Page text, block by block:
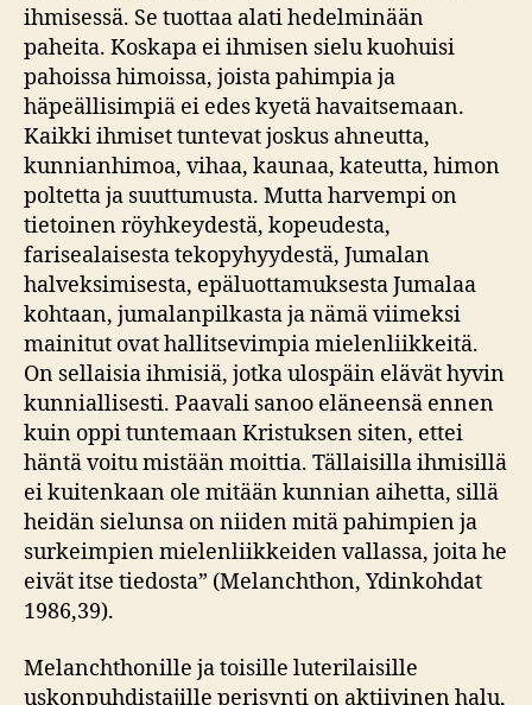
ihmisessä. Se tuottaa alati hedelminään
paheita. Koskapa ei ihmisen sielu kuohuisi
pahoissa himoissa, joista pahimpia ja
häpeällisimpiä ei edes kyetä havaitsemaan.
Kaikki ihmiset tuntevat joskus ahneutta,
kunnianhimoa, vihaa, kaunaa, kateutta, himon
poltetta ja suuttumusta. Mutta harvempi on
tietoinen röyhkeydestä, kopeudesta,
farisealaisesta tekopyhyydestä, Jumalan
halveksimisesta, epäluottamuksesta Jumalaa
kohtaan, jumalanpilkasta ja nämä viimeksi
mainitut ovat hallitsevimpia mielenliikkeitä.
On sellaisia ihmisiä, jotka ulospäin elävät hyvin
kunniallisesti. Paavali sanoo eläneensä ennen
kuin oppi tuntemaan Kristuksen siten, ettei
häntä voitu mistään moittia. Tällaisilla ihmisillä
ei kuitenkaan ole mitään kunnian aihetta, sillä
heidän sielunsa on niiden mitä pahimpien ja
surkeimpien mielenliikkeiden vallassa, joita he
eivät itse tiedosta” (Melanchthon, Ydinkohdat
1986,39).
Melanchthonille ja toisille luterilaisille
uskonpuhdistajille perisynti on aktiivinen halu,